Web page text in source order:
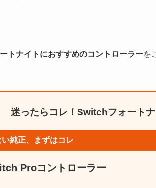
トナイトにおすすめのコントローラーを
迷ったらコレ！Switchフォート
純正、まずはコレ
Proコントローラー